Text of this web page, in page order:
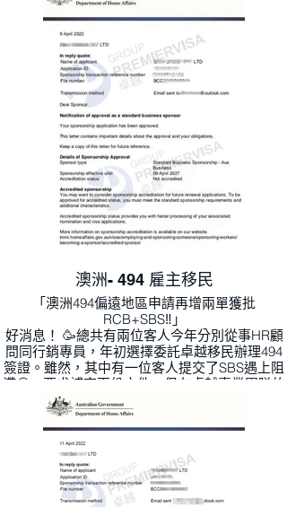
澳洲- 494 雇主移民
「澳洲494偏遠地區申請再增兩單獲批
RCB+SBS‼️」
好消息！ 🥳總共有兩位客人今年分別從事HR顧
問同行銷專員，年初選擇委託卓越移民辦理494
簽證。雖然，其中有一位客人提交了SBS遇上阻
滯🥺，要求補交兩份文件。但在卓越專業團隊的
協助下，今天正式收到核准SBS通知！ 🎉接下
來，只需要等待提名的核准消息，就可以在澳洲
開展新的工作生活🥳🎉
494一共有4個步驟「RCB>SBS>提名>簽證申
請」需要每個步驟都獲得批准，最後才可以獲得
494簽證。